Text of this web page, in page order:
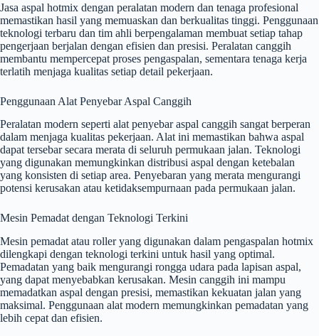
Jasa aspal hotmix dengan peralatan modern dan tenaga profesional
memastikan hasil yang memuaskan dan berkualitas tinggi. Penggunaan
teknologi terbaru dan tim ahli berpengalaman membuat setiap tahap
pengerjaan berjalan dengan efisien dan presisi. Peralatan canggih
membantu mempercepat proses pengaspalan, sementara tenaga kerja
terlatih menjaga kualitas setiap detail pekerjaan.
Penggunaan Alat Penyebar Aspal Canggih
Peralatan modern seperti alat penyebar aspal canggih sangat berperan
dalam menjaga kualitas pekerjaan. Alat ini memastikan bahwa aspal
dapat tersebar secara merata di seluruh permukaan jalan. Teknologi
yang digunakan memungkinkan distribusi aspal dengan ketebalan
yang konsisten di setiap area. Penyebaran yang merata mengurangi
potensi kerusakan atau ketidaksempurnaan pada permukaan jalan.
Mesin Pemadat dengan Teknologi Terkini
Mesin pemadat atau roller yang digunakan dalam pengaspalan hotmix
dilengkapi dengan teknologi terkini untuk hasil yang optimal.
Pemadatan yang baik mengurangi rongga udara pada lapisan aspal,
yang dapat menyebabkan kerusakan. Mesin canggih ini mampu
memadatkan aspal dengan presisi, memastikan kekuatan jalan yang
maksimal. Penggunaan alat modern memungkinkan pemadatan yang
lebih cepat dan efisien.